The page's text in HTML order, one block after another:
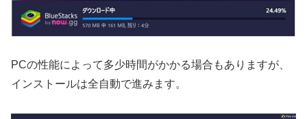
PCの性能によって多少時間がかかる場合もありますが、
インストールは全自動で進みます。